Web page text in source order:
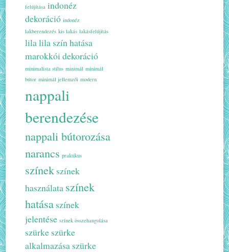
felújítása indonéz
dekoráció indonéz
lakberendezés kis lakás lakásfelújítás
lilalila szín hatása
marokkói dekoráció
minimalista stílus minimál minimál
bútor minimál jellemzői modern
nappali
berendezése
nappali bútorozása
narancs praktikus
színek színek
használata színek
hatása színek
jelentése színek összehangolása
szürke szürke
alkalmazása szürke